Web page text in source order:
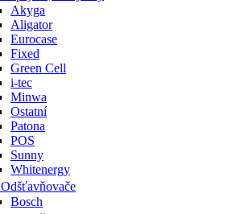
Akyga
Aligator
Eurocase
Fixed
Green Cell
i-tec
Minwa
Ostatní
Patona
POS
Sunny
Whitenergy
Odšťavňovače
Bosch